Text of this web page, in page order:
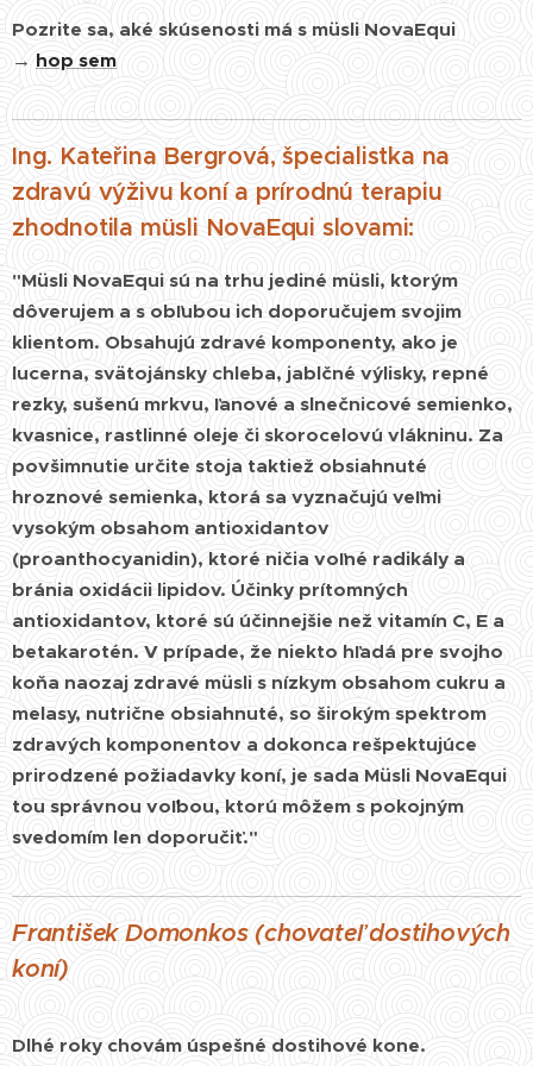
Pozrite sa, aké skúsenosti má s müsli NovaEqui
→ hop sem
Ing. Kateřina Bergrová, špecialistka na
zdravú výživu koní a prírodnú terapiu
zhodnotila müsli NovaEqui slovami:
"Müsli NovaEqui sú na trhu jediné müsli, ktorým
dôverujem a s obľubou ich doporučujem svojim
klientom. Obsahujú zdravé komponenty, ako je
lucerna, svätojánsky chleba, jablčné výlisky, repné
rezky, sušenú mrkvu, ľanové a slnečnicové semienko,
kvasnice, rastlinné oleje či skorocelovú vlákninu. Za
povšimnutie určite stoja taktiež obsiahnuté
hroznové semienka, ktorá sa vyznačujú veľmi
vysokým obsahom antioxidantov
(proanthocyanidin), ktoré ničia voľné radikály a
bránia oxidácii lipidov. Účinky prítomných
antioxidantov, ktoré sú účinnejšie než vitamín C, E a
betakarotén. V prípade, že niekto hľadá pre svojho
koňa naozaj zdravé müsli s nízkym obsahom cukru a
melasy, nutrične obsiahnuté, so širokým spektrom
zdravých komponentov a dokonca rešpektujúce
prirodzené požiadavky koní, je sada Müsli NovaEqui
tou správnou voľbou, ktorú môžem s pokojným
svedomím len doporučiť."
František Domonkos (chovateľ dostihových
koní)
Dlhé roky chovám úspešné dostihové kone.